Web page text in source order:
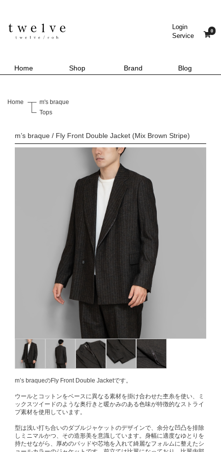
Login
Service
0
Home Shop Brand Blog
Home
m's braque
Tops
m’s braque / Fly Front Double Jacket (Mix Brown Stripe)
m’s braqueのFly Front Double Jacketです。
ウールとコットンをベースに異なる素材を掛け合わせた杢糸を使い、ミ
ックスツイードのような奥行きと暖かみのある色味が特徴的なストライ
プ素材を使用しています。
型は浅い打ち合いのダブルジャケットのデザインで、余分な凹凸を排除
しミニマルかつ、その造形美を意識しています。身幅に適度なゆとりを
持たせながら、厚めのパッドや芯地を入れて綺麗なフォルムに整えたシ